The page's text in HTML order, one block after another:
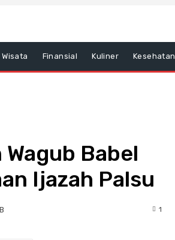
Wisata Finansial Kuliner Kesehatan
Babel
Ijazah Palsu
1